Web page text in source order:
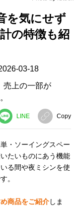
を気にせず
の特徴も紹
03-18
売上の一部が
LINE Copy
・ソーイングスペー
たいものにあう機能
る間や夜ミシンを使
。
商品をご紹介しま